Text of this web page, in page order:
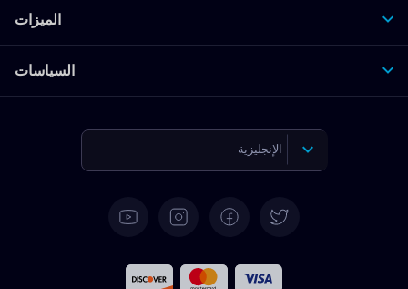
الميزات
السياسات
الإنجليزية